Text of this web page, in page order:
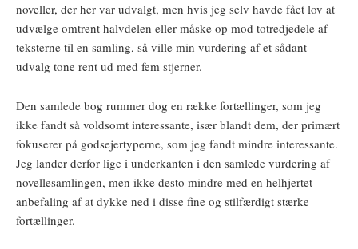
noveller, der her var udvalgt, men hvis jeg selv havde fået lov at
udvælge omtrent halvdelen eller måske op mod totredjedele af
teksterne til en samling, så ville min vurdering af et sådant
udvalg tone rent ud med fem stjerner.
Den samlede bog rummer dog en række fortællinger, som jeg
ikke fandt så voldsomt interessante, især blandt dem, der primært
fokuserer på godsejertyperne, som jeg fandt mindre interessante.
Jeg lander derfor lige i underkanten i den samlede vurdering af
novellesamlingen, men ikke desto mindre med en helhjertet
anbefaling af at dykke ned i disse fine og stilfærdigt stærke
fortællinger.